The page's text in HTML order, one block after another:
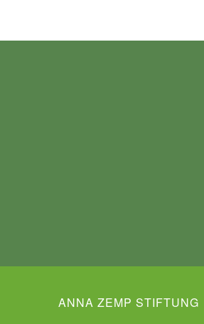
ANNA ZEMP STIFTUNG